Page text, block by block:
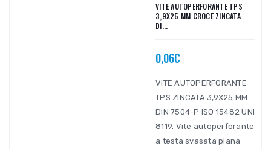
VITE AUTOPERFORANTE TPS
3,9X25 MM CROCE ZINCATA
DI...
0,06€
VITE AUTOPERFORANTE
TPS ZINCATA 3,9X25 MM
DIN 7504-P ISO 15482 UNI
8119. Vite autoperforante
a testa svasata piana